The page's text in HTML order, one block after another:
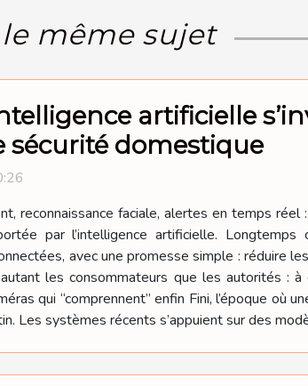
même sujet
artificielle
sécurité domestique
reconnaissance faciale, alertes en temps
par l’intelligence artificielle. Longtemps
avec une promesse simple : réduire
les consommateurs que les autorités :
qui “comprennent” enfin Fini, l’époque où
Les systèmes récents s’appuient sur des